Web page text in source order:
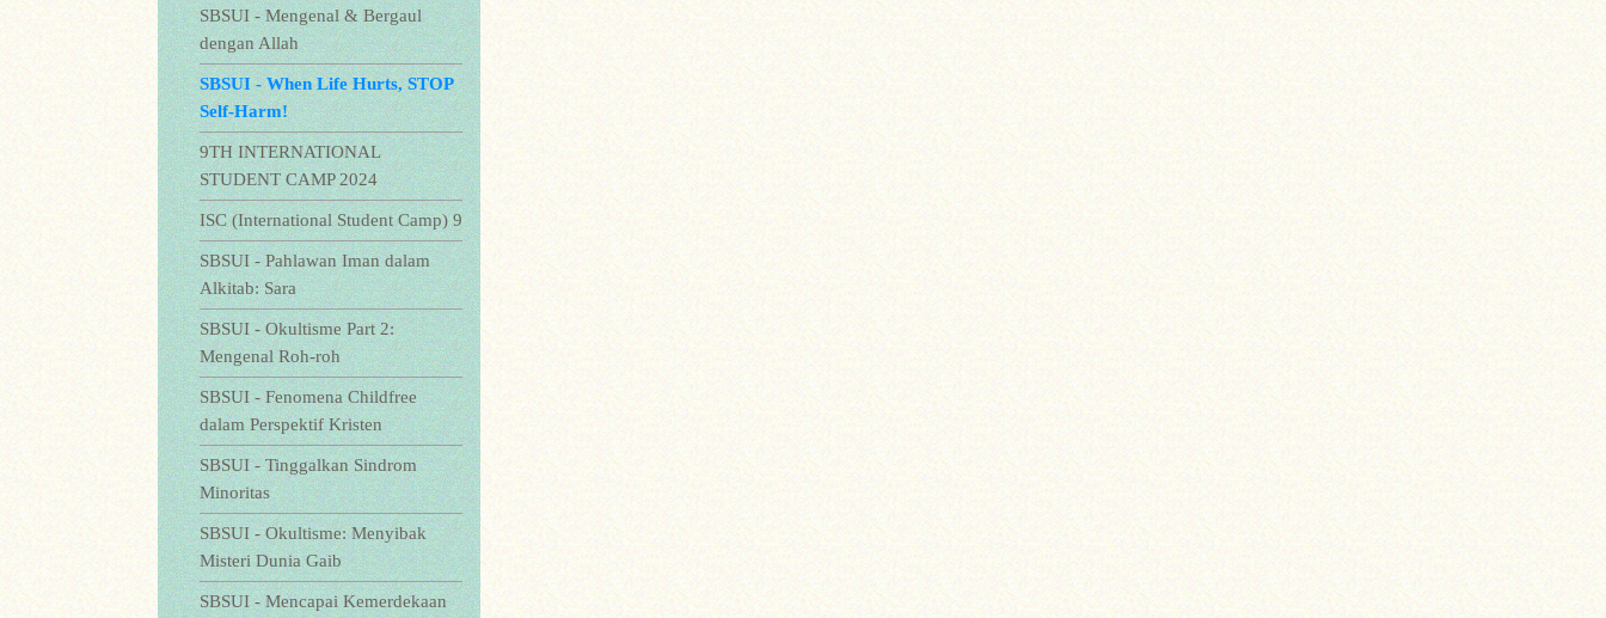
SBSUI - Mengenal & Bergaul
dengan Allah
SBSUI - When Life Hurts, STOP
Self-Harm!
9TH INTERNATIONAL
STUDENT CAMP 2024
ISC (International Student Camp) 9
SBSUI - Pahlawan Iman dalam
Alkitab: Sara
SBSUI - Okultisme Part 2:
Mengenal Roh-roh
SBSUI - Fenomena Childfree
dalam Perspektif Kristen
SBSUI - Tinggalkan Sindrom
Minoritas
SBSUI - Okultisme: Menyibak
Misteri Dunia Gaib
SBSUI - Mencapai Kemerdekaan